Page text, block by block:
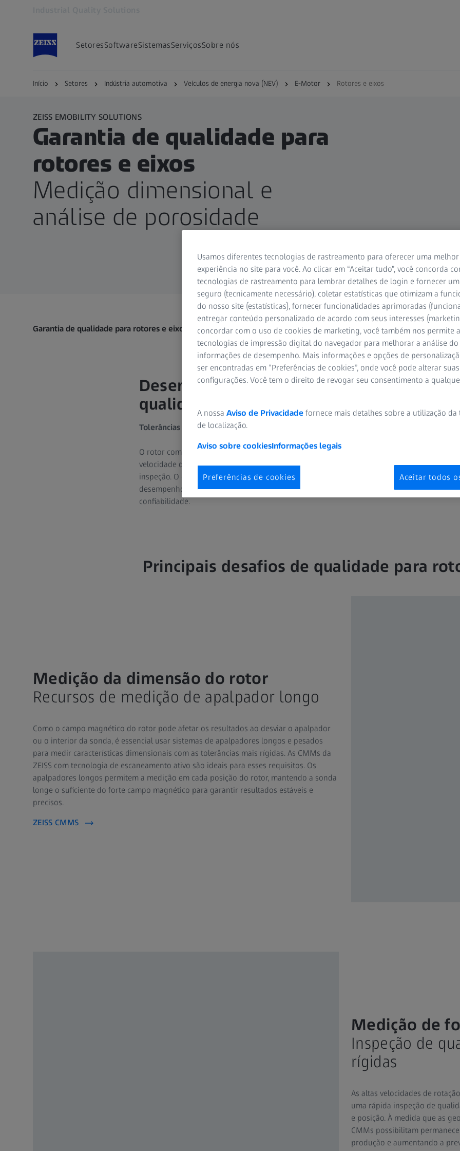
SetoresSoftwareSistemasServiçosSobre nós
Início Setores Indústria automotiva Veículos de energia nova (NEV) E-Motor Rotores e eixos
ZEISS EMOBILITY SOLUTIONS
Garantia de qualidade para
rotores e eixos
Medição dimensional e
análise de porosidade
Garantia de qualidade para rotores e eixos
Desempenho do motor elétrico por meio
qualidade do rotor e do eixo
Tolerâncias apertadas e parâmetros críticos
O rotor compreende o eixo, a pilha de chapas e os ímãs permanentes integrados. Devido
velocidade do motor elétrico, o rotor deve atender a tolerâncias de formato e localização
inspeção. O espaço de ar entre o rotor e o furo do estator é um dos principais parâmetros
desempenho e a eficiência do motor elétrico. Também é fundamental no que diz respeito à
confiabilidade.
Principais desafios de qualidade para
Medição da dimensão do rotor
Recursos de medição de apalpador longo
Como o campo magnético do rotor pode afetar os resultados ao desviar o apalpador
ou o interior da sonda, é essencial usar sistemas de apalpadores longos e pesados
para medir características dimensionais com as tolerâncias mais rígidas. As CMMs da
ZEISS com tecnologia de escaneamento ativo são ideais para esses requisitos. Os
apalpadores longos permitem a medição em cada posição do rotor, mantendo a sonda
longe o suficiente do forte campo magnético para garantir resultados estáveis e
precisos.
ZEISS CMMS
Medição de
Inspeção de
rígidas
As altas velocidades de
uma rápida inspeção de
e posição. À medida que as
CMMs possibilitam
produção e aumentando a
Usamos diferentes tecnologias de rastreamento para oferecer uma melhor
experiência no site para você. Ao clicar em “Aceitar tudo”, você concorda
tecnologias de rastreamento para lembrar detalhes de login e fornecer
seguro (tecnicamente necessário), coletar estatísticas que otimizam a
do nosso site (estatísticas), fornecer funcionalidades aprimoradas
entregar conteúdo personalizado de acordo com seus interesses
concordar com o uso de cookies de marketing, você também nos permite
tecnologias de impressão digital do navegador para melhorar a análise do
informações de desempenho. Mais informações e opções de
ser encontradas em “Preferências de cookies”, onde você pode alterar suas
configurações. Você tem o direito de revogar seu consentimento a
A nossa Aviso de Privacidade fornece mais detalhes sobre a utilização da
de localização.
Aviso sobre cookiesInformações legais
Preferências de cookies Aceitar todos